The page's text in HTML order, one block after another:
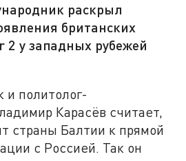
раскрыл
британских
2 у западных рубежей
и политолог-
Карасёв считает,
страны Балтии к прямой
с Россией. Так он